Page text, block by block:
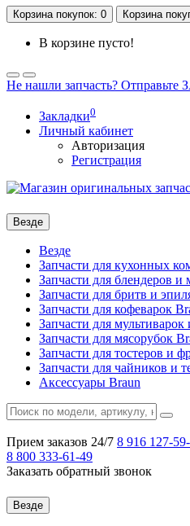
Корзинапокупок: 0 Корзина
В корзине пусто!
Не нашли запчасть?
Закладки0
Личный кабинет
Авторизация
Регистрация
Везде
Везде
Запчасти для кухонных
Запчасти для блендеров и
Запчасти для бритв и
Запчасти для кофеварок
Запчасти для
Запчасти для мясорубок
Запчасти для тостеров и
Запчасти для чайников и
Аксессуары Braun
Прием заказов 24/7 8 916 127-
8 800 333-61-49
Заказать обратный звонок
Везде